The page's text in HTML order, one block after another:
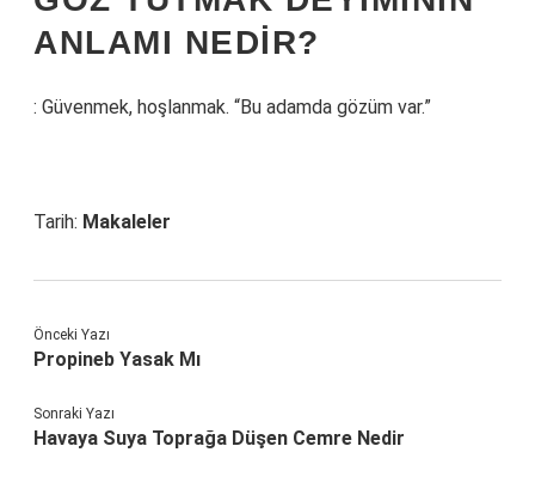
ANLAMI NEDIR?
: Güvenmek, hoşlanmak. “Bu adamda gözüm var.”
Tarih: Makaleler
Önceki Yazı
Propineb Yasak Mı
Sonraki Yazı
Havaya Suya Toprağa Düşen Cemre Nedir